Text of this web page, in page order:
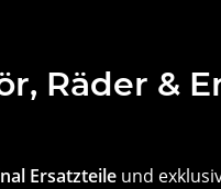
Räder &
Ersatzteile und